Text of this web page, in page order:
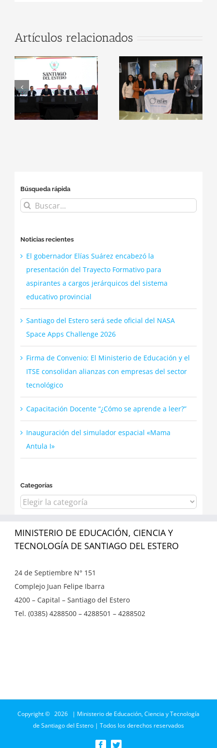
Artículos relacionados
Santiago del
Estero será
sede oficial del
NASA Space
Apps
Ministerio de
Educación y el
ITSE
consolidan
alianzas con
Búsqueda rápida
Buscar:
Noticias recientes
El gobernador Elías Suárez encabezó la
presentación del Trayecto Formativo para
aspirantes a cargos jerárquicos del sistema
educativo provincial
Santiago del Estero será sede oficial del NASA
Space Apps Challenge 2026
Firma de Convenio: El Ministerio de Educación y el
ITSE consolidan alianzas con empresas del sector
tecnológico
Capacitación Docente “¿Cómo se aprende a leer?”
Inauguración del simulador espacial «Mama
Antula I»
Categorías
Categorías
MINISTERIO DE EDUCACIÓN, CIENCIA Y
TECNOLOGÍA DE SANTIAGO DEL ESTERO
24 de Septiembre N° 151
Complejo Juan Felipe Ibarra
4200 – Capital – Santiago del Estero
Tel. (0385) 4288500 – 4288501 – 4288502
Copyright © 2026 | Ministerio de Educación, Ciencia y Tecnología
de Santiago del Estero | Todos los derechos reservados
Facebook
Twitter